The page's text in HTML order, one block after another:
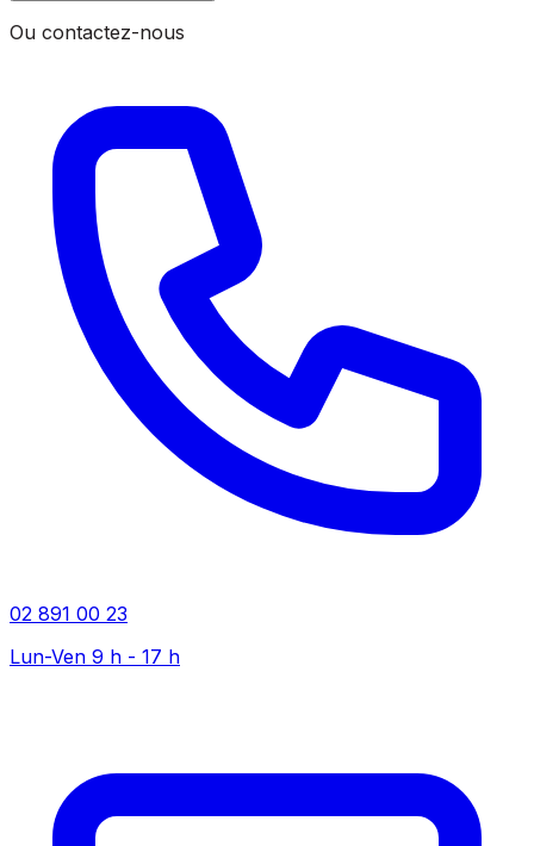
Ou contactez-nous
02 891 00 23
Lun-Ven 9 h - 17 h